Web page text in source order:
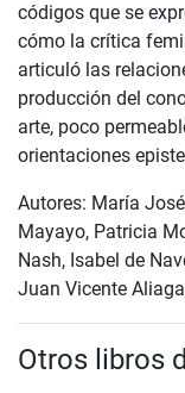
códigos que se
cómo la crítica
articuló las
producción del
arte, poco
orientaciones
Autores: María
Mayayo, Patricia
Nash, Isabel de
Juan Vicente
Otros libros